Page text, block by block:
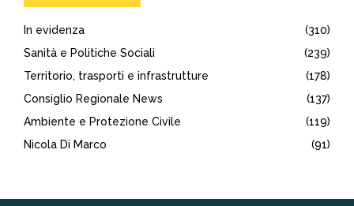
In evidenza
(310)
Sanità e Politiche Sociali
(239)
Territorio, trasporti e infrastrutture
(178)
Consiglio Regionale News
(137)
Ambiente e Protezione Civile
(119)
Nicola Di Marco
(91)